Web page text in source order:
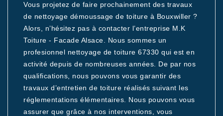
Vous projetez de faire prochainement des travaux
de nettoyage démoussage de toiture à Bouxwiller ?
Alors, n’hésitez pas à contacter l’entreprise M.K
Toiture - Facade Alsace. Nous sommes un
profesionnel nettoyage de toiture 67330 qui est en
activité depuis de nombreuses années. De par nos
qualifications, nous pouvons vous garantir des
travaux d’entretien de toiture réalisés suivant les
réglementations élémentaires. Nous pouvons vous
assurer que grâce à nos interventions, vous